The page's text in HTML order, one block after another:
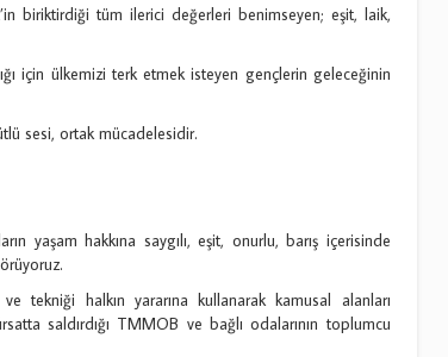
biriktirdiği tüm ilerici değerleri benimseyen; eşit, laik,
için ülkemizi terk etmek isteyen gençlerin geleceğinin
sesi, ortak mücadelesidir.
yaşam hakkına saygılı, eşit, onurlu, barış içerisinde
tekniği halkın yararına kullanarak kamusal alanları
saldırdığı TMMOB ve bağlı odalarının toplumcu